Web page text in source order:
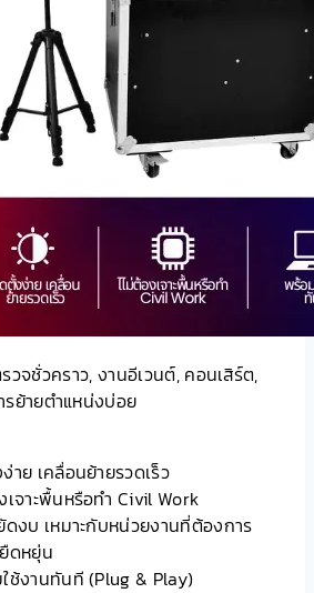
วจชั่วคราว, งานอีเวนต์, คอนเสิร์ต,
ย้ายตำแหน่งบ่อย
าย เคลื่อนย้ายรวดเร็ว
เจาะพื้นหรือทำ Civil Work
ดงบ เหมาะกับหน่วยงานที่ต้องการ
ดหยุ่น
ช้งานทันที (Plug & Play)